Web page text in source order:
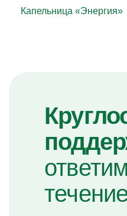
Капельница «Энергия»